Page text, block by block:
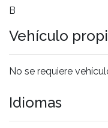
B
Vehículo
No se requiere
Idiomas